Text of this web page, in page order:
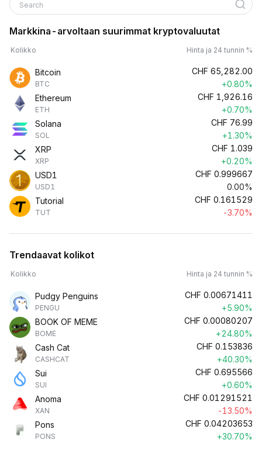
Search
Markkina-arvoltaan suurimmat kryptovaluutat
Kolikko Hinta ja 24 tunnin %
Bitcoin
BTC
CHF 65,282.00
+0.80%
Ethereum
ETH
CHF 1,926.16
+0.70%
Solana
SOL
CHF 76.99
+1.30%
XRP
XRP
CHF 1.039
+0.20%
USD1
USD1
CHF 0.999667
0.00%
Tutorial
TUT
CHF 0.161529
-3.70%
Trendaavat kolikot
Kolikko Hinta ja 24 tunnin %
Pudgy Penguins
PENGU
CHF 0.00671411
+5.90%
BOOK OF MEME
BOME
CHF 0.00080207
+24.80%
Cash Cat
CASHCAT
CHF 0.153836
+40.30%
Sui
SUI
CHF 0.695566
+0.60%
Anoma
XAN
CHF 0.01291521
-13.50%
Pons
PONS
CHF 0.04203653
+30.70%